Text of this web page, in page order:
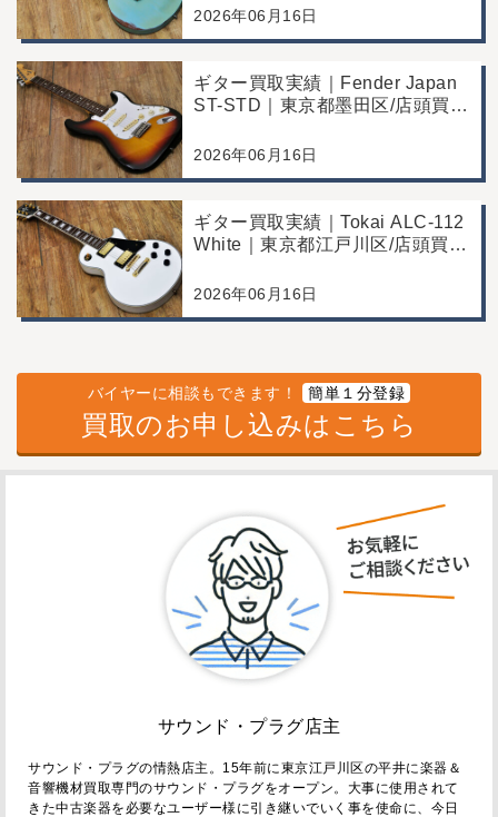
例
2026年06月16日
ギター買取実績｜Fender Japan
ST-STD｜東京都墨田区/店頭買
2026年06月16日
ギター買取実績｜Tokai ALC-112
White｜東京都江戸川区/店頭買
2026年06月16日
バイヤーに相談もできます！ 簡単１分登録
買取のお申し込みはこちら
サウンド・プラグ店主
サウンド・プラグの情熱店主。15年前に東京江戸川区の平井に楽器＆
音響機材買取専門のサウンド・プラグをオープン。大事に使用されて
きた中古楽器を必要なユーザー様に引き継いでいく事を使命に、今日